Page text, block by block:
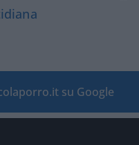
su Google